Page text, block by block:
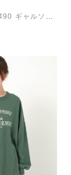
【9月上旬納期】R4490 ギャルソンのウールライクパンツ